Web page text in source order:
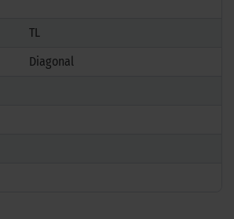
TL
Diagonal